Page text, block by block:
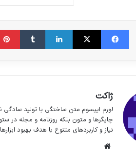
فیس بوک X لینکدین ‫تامبلر
ژاکت
لورم ایپسوم متن ساختگی با تولید
چاپگرها و متون بلکه روزنامه و مجله در
نیاز و کاربردهای متنوع با هدف بهبود